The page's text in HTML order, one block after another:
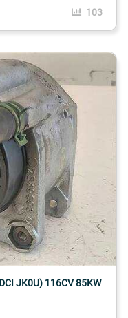
103
JK0U) 116CV 85KW